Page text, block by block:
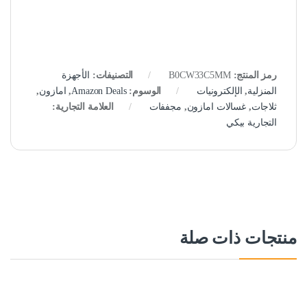
رمز المنتج:B0CW33C5MM التصنيفات:
الأجهزة
المنزلية, الإلكترونيات الوسوم:Amazon Deals
, امازون,
ثلاجات,غسالات امازون, مجففات
العلامة التجارية:
التجارية بيكي
منتجات ذات صلة